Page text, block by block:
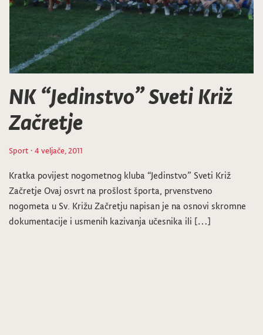
NK “Jedinstvo” Sveti Križ
Začretje
Sport · 4 veljače, 2011
Kratka povijest nogometnog kluba “Jedinstvo” Sveti Križ
Začretje Ovaj osvrt na prošlost športa, prvenstveno
nogometa u Sv. Križu Začretju napisan je na osnovi skromne
dokumentacije i usmenih kazivanja učesnika ili […]